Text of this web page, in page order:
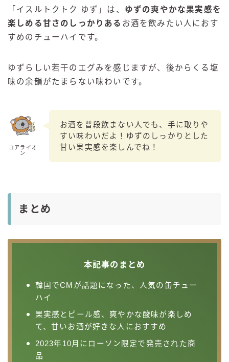
「 イスルトクトク ゆず」は、 ゆずの爽やかな果実感を
楽しめる甘さのしっかりある お酒を飲みたい人におす
すめのチューハイです。
ゆずらしい若干のエグみを感じますが、後からくる塩
味の余韻がたまらない味わいです。
コアライオ
ン
お酒を普段飲まない人でも、手に取りや
すい味わいだよ！ゆずのしっかりとした
甘い果実感を楽しんでね！
まとめ
本記事のまとめ
韓国でCMが話題になった、人気の缶チュー
ハイ
果実感とピール感、爽やかな酸味が楽しめ
て、甘いお酒が好きな人におすすめ
2023年10月にローソン限定で発売された商
品